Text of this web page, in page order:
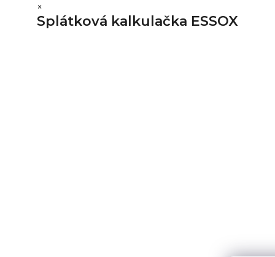
×
Splátková kalkulačka ESSOX